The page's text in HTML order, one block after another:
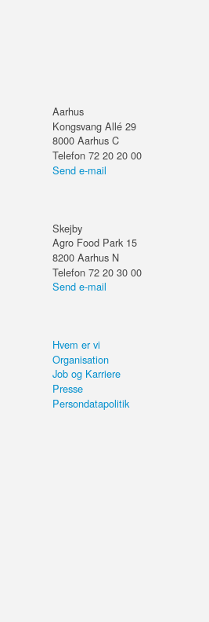
Aarhus
Kongsvang Allé 29
8000 Aarhus C
Telefon 72 20 20 00
Send e-mail
Skejby
Agro Food Park 15
8200 Aarhus N
Telefon 72 20 30 00
Send e-mail
Hvem er vi
Organisation
Job og Karriere
Presse
Persondatapolitik